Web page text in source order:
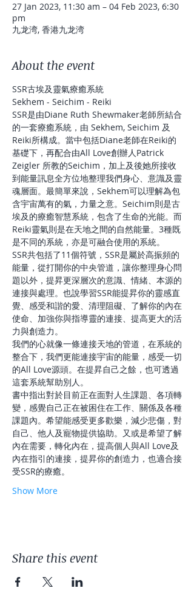
27 Jan 2023, 11:30 am – 04 Feb 2023, 6:30
pm
九龙湾, 香港九龙湾
About the event
SSR古埃及靈氣療癒系統
Sekhem - Seichim - Reiki
SSR是由Diane Ruth Shewmaker老師所結合
的一套療癒系統，由 Sekhem, Seichim 及
Reiki所構成。當中包括Diane老師在Reiki的
基礎下，再配合由All Love創辦人Patrick
Zeigler 所教的Seichim，加上及後她所接收
到能量訊息全方位地整理我們身心、意識及靈
魂層面。最簡單來說，Sekhem可以理解為包
含宇宙萬有的氣，力量之意。Seichim則是古
埃及的療癒智慧系統，包含了生命的光能。而
Reiki靈氣則是在天地之間的自然能量。3種既
是不同的系統，亦是可融合使用的系統。
SSR共包括了11個符號，SSR是屬於高振頻的
能量，從打開你的中央管道，讓你整理身心問
題以外，提昇更深層次的意識、情緒、本源的
連接與處理。也說學習SSR能提昇你的靈感直
覺、感受和諧的愛、清理阻礙、了解你的內在
使命、加強你與指導靈的連接、提高更大的活
力與創造力。
我們的心就像一條連接天地的管道，在系統的
整合下，我們更能連接宇宙的能量，感受一切
的All Love源頭。在提昇自己之餘，也可透過
這套系統幫助別人。
書中指出對於目前正在面對人生課題、各項轉
變，感覺自己正在被困住在工作、關係及各種
課題內。希望能感受更多歡樂，減少悲傷，對
自己、他人及寵物提供協助。又或是希望了解
內在需要，轉化內在，提高個人與All Love及
內在指引的連接，提昇你的創造力，也適合接
受SSR的療癒。
Show More
Share this event